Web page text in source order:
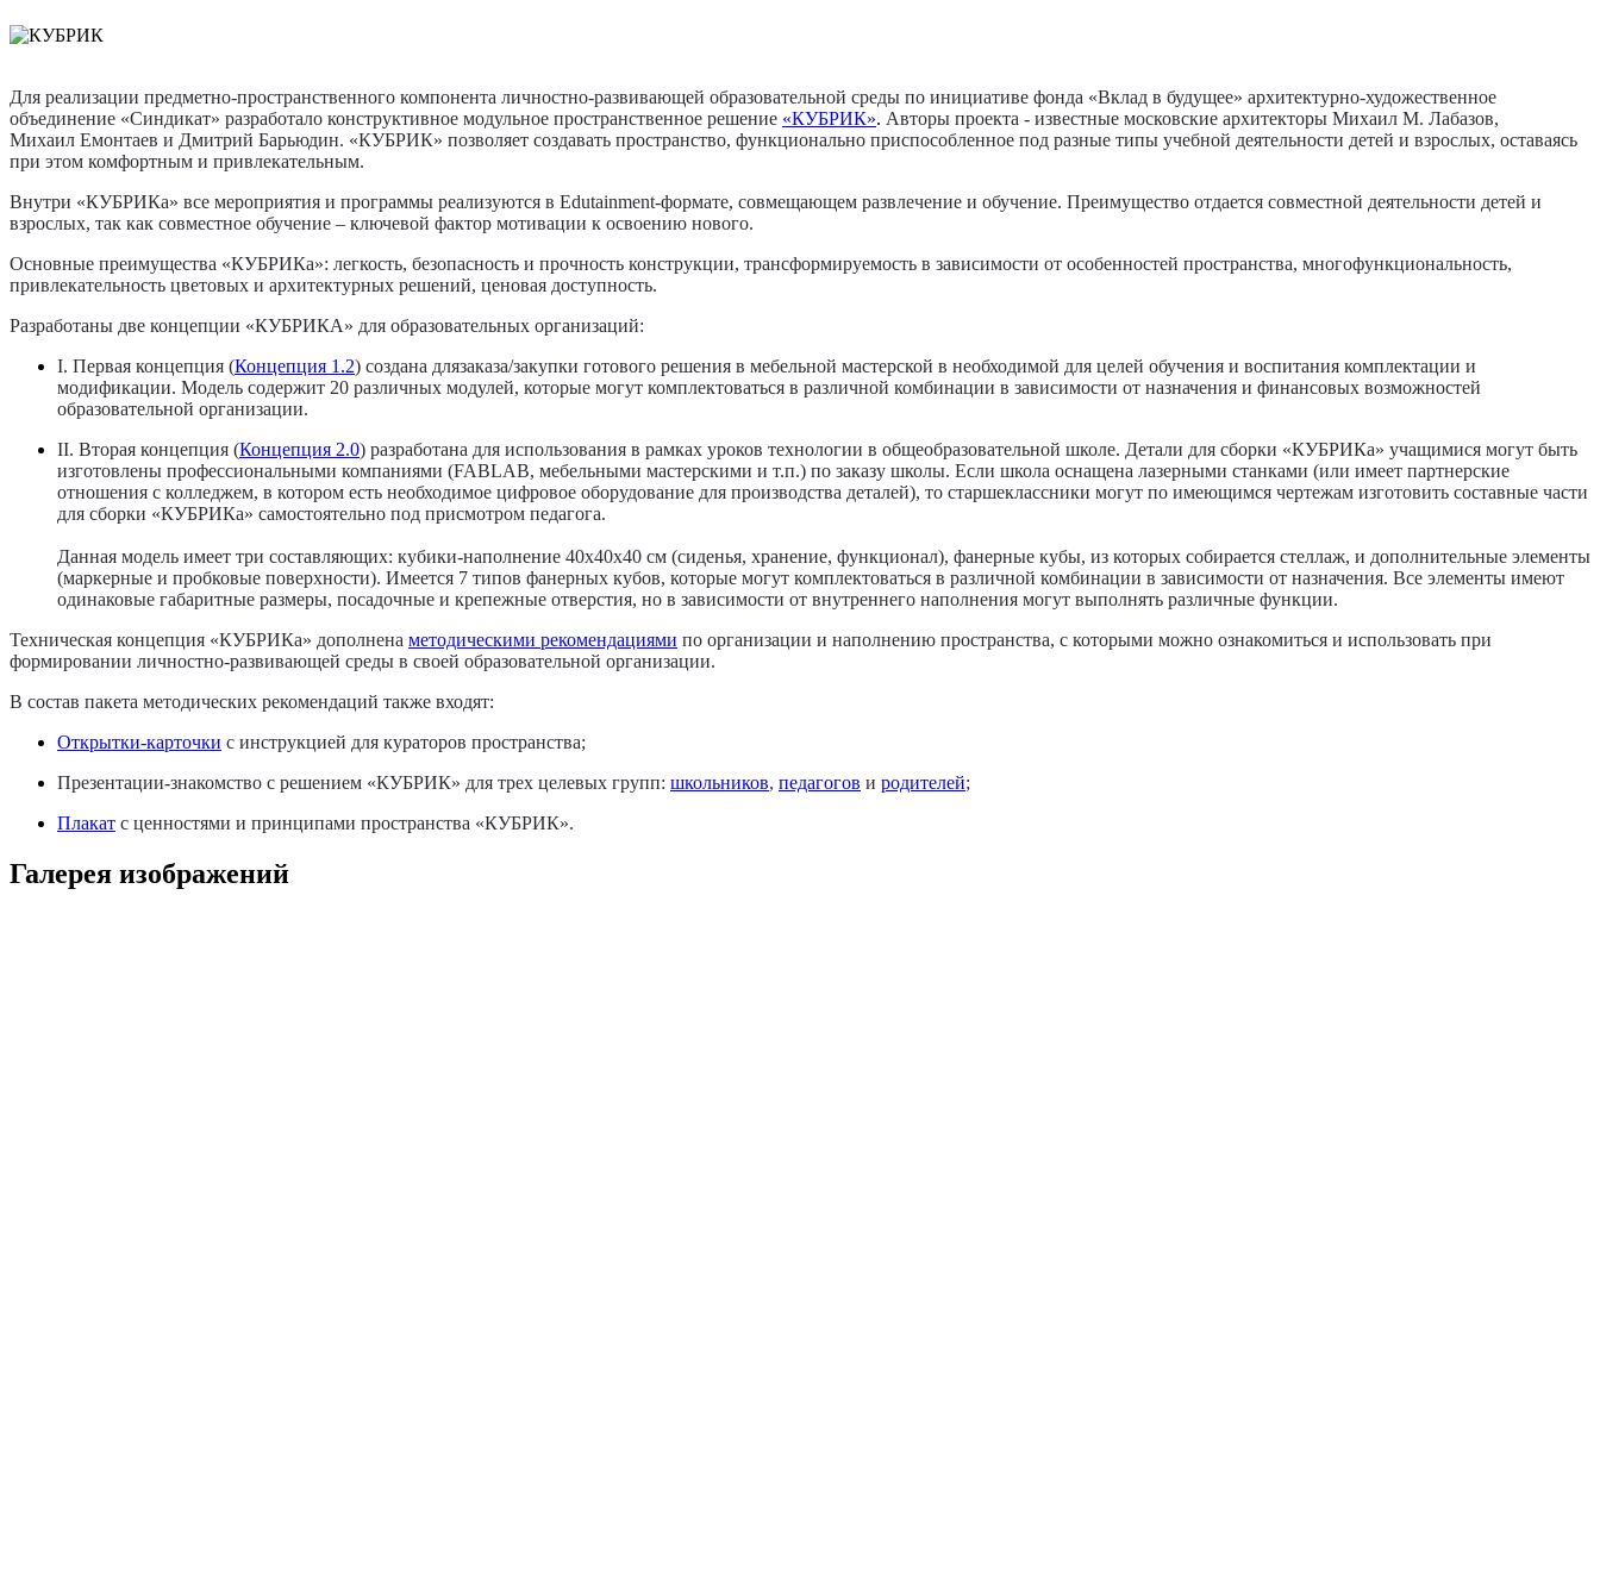
Для реализации предметно-пространственного компонента личностно-развивающей образовательной среды по инициативе фонда «Вклад в будущее» архитектурно-художественное
объединение «Синдикат» разработало конструктивное модульное пространственное решение «КУБРИК». Авторы проекта - известные московские архитекторы Михаил М. Лабазов,
Михаил Емонтаев и Дмитрий Барьюдин. «КУБРИК» позволяет создавать пространство, функционально приспособленное под разные типы учебной деятельности детей и взрослых, оставаясь
при этом комфортным и привлекательным.
Внутри «КУБРИКа» все мероприятия и программы реализуются в Edutainment-формате, совмещающем развлечение и обучение. Преимущество отдается совместной деятельности детей и
взрослых, так как совместное обучение – ключевой фактор мотивации к освоению нового.
Основные преимущества «КУБРИКа»: легкость, безопасность и прочность конструкции, трансформируемость в зависимости от особенностей пространства, многофункциональность,
привлекательность цветовых и архитектурных решений, ценовая доступность.
Разработаны две концепции «КУБРИКА» для образовательных организаций:
I. Первая концепция (Концепция 1.2) создана длязаказа/закупки готового решения в мебельной мастерской в необходимой для целей обучения и воспитания комплектации и
модификации. Модель содержит 20 различных модулей, которые могут комплектоваться в различной комбинации в зависимости от назначения и финансовых возможностей
образовательной организации.
II. Вторая концепция (Концепция 2.0) разработана для использования в рамках уроков технологии в общеобразовательной школе. Детали для сборки «КУБРИКа» учащимися могут быть
изготовлены профессиональными компаниями (FABLAB, мебельными мастерскими и т.п.) по заказу школы. Если школа оснащена лазерными станками (или имеет партнерские
отношения с колледжем, в котором есть необходимое цифровое оборудование для производства деталей), то старшеклассники могут по имеющимся чертежам изготовить составные части
для сборки «КУБРИКа» самостоятельно под присмотром педагога.
Данная модель имеет три составляющих: кубики-наполнение 40х40х40 см (сиденья, хранение, функционал), фанерные кубы, из которых собирается стеллаж, и дополнительные элементы
(маркерные и пробковые поверхности). Имеется 7 типов фанерных кубов, которые могут комплектоваться в различной комбинации в зависимости от назначения. Все элементы имеют
одинаковые габаритные размеры, посадочные и крепежные отверстия, но в зависимости от внутреннего наполнения могут выполнять различные функции.
Техническая концепция «КУБРИКа» дополнена методическими рекомендациями по организации и наполнению пространства, с которыми можно ознакомиться и использовать при
формировании личностно-развивающей среды в своей образовательной организации.
В состав пакета методических рекомендаций также входят:
Открытки-карточки с инструкцией для кураторов пространства;
Презентации-знакомство с решением «КУБРИК» для трех целевых групп: школьников, педагогов и родителей;
Плакат с ценностями и принципами пространства «КУБРИК».
Галерея изображений